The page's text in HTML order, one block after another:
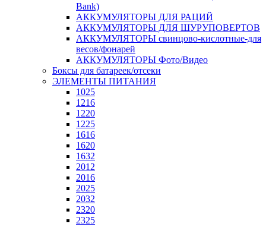
Bank)
АККУМУЛЯТОРЫ ДЛЯ РАЦИЙ
АККУМУЛЯТОРЫ ДЛЯ ШУРУПОВЕРТОВ
АККУМУЛЯТОРЫ свинцово-кислотные-для
весов/фонарей
АККУМУЛЯТОРЫ Фото/Видео
Боксы для батареек/отсеки
ЭЛЕМЕНТЫ ПИТАНИЯ
1025
1216
1220
1225
1616
1620
1632
2012
2016
2025
2032
2320
2325